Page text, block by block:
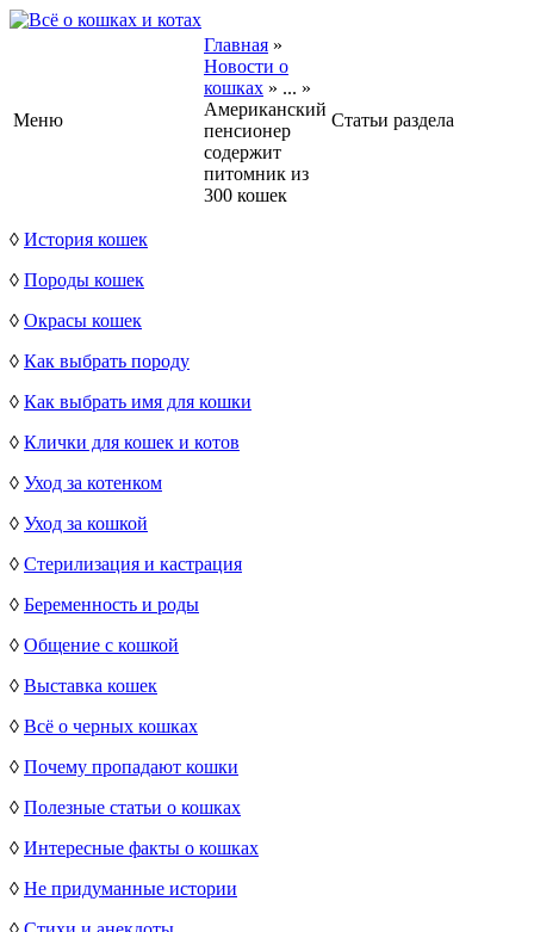
Меню
Главная »
Новости о
кошках » ... »
Американский
пенсионер
содержит
питомник из
300 кошек
Статьи раздела
◊ История кошек
◊ Породы кошек
◊ Окрасы кошек
◊ Как выбрать породу
◊ Как выбрать имя для кошки
◊ Клички для кошек и котов
◊ Уход за котенком
◊ Уход за кошкой
◊ Стерилизация и кастрация
◊ Беременность и роды
◊ Общение с кошкой
◊ Выставка кошек
◊ Всё о черных кошках
◊ Почему пропадают кошки
◊ Полезные статьи о кошках
◊ Интересные факты о кошках
◊ Не придуманные истории